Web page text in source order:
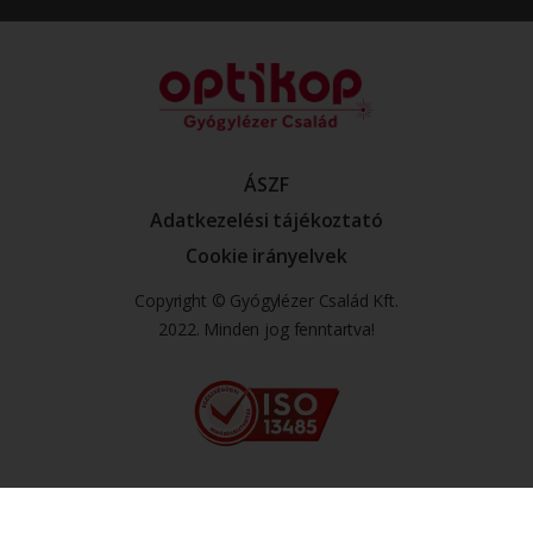
ÁSZF
Adatkezelési tájékoztató
Cookie irányelvek
Copyright © Gyógylézer Család Kft.
2022. Minden jog fenntartva!